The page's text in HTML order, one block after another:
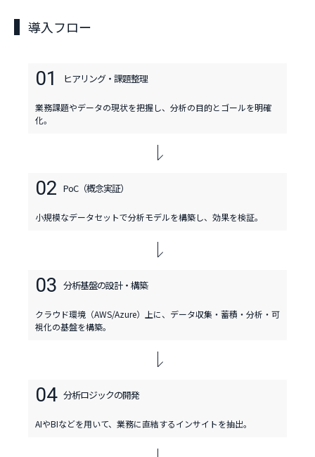
導入フロー
01 ヒアリング・ 課題整理
業務課題やデータの現状を把握し、分析の目的とゴールを明確
化。
02 PoC（概念実証）
小規模なデータセットで分析モデルを構築し、効果を検証。
03 分析基盤の設計・ 構築
クラウド環境（AWS/Azure）上に、データ収集・蓄積・分析・可
視化の基盤を構築。
04 分析ロジックの開発
AIやBIなどを用いて、業務に直結するインサイトを抽出。